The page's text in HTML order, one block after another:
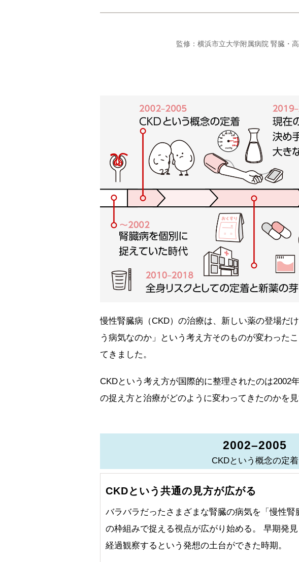
監修：横浜市立大学附属病院 腎臓
慢性腎臓病（CKD）の治療は、新しい薬の登場だ
う病気なのか」という考え方そのものが変わった
てきました。
CKDという考え方が国際的に整理されたのは2002
の捉え方と治療がどのように変わってきたのかを見
2002–2005
CKDという概念の定着
CKDという共通の見方が広がる
バラバラだったさまざまな腎臓の病気を「慢性腎
の枠組みで捉える視点が広がり始める。 早期発
経過観察するという発想の土台ができた時期。